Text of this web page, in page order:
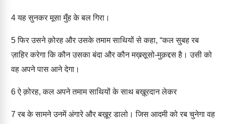
4यह सुनकर मूसा मुँह के बल गिरा।
5फिर उसने क़ोरह और उसके तमाम साथियों से कहा, “कल सुबह रब
ज़ाहिर करेगा कि कौन उसका बंदा और कौन मख़सूसो-मुक़द्दस है। उसी को
वह अपने पास आने देगा।
6ऐ क़ोरह, कल अपने तमाम साथियों के साथ बख़ूरदान लेकर
7 रब के सामने उनमें अंगारे और बख़ूर डालो। जिस आदमी को रब चुनेगा वह